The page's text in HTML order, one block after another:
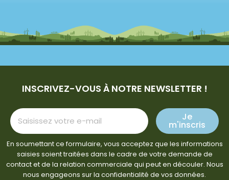
INSCRIVEZ-VOUS À NOTRE NEWSLETTER !
Je
m'inscris
En soumettant ce formulaire, vous acceptez que les informations
saisies soient traitées dans le cadre de votre demande de
contact et de la relation commerciale qui peut en découler. Nous
nous engageons sur la confidentialité de vos données.